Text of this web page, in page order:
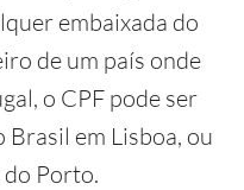
embaixada do
de um país onde
o CPF pode ser
em Lisboa, ou
Porto.